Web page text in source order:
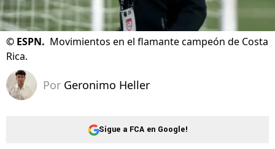
© ESPN. Movimientos en el flamante campeón de Costa
Rica.
Por Geronimo Heller
Sigue a FCA en Google!